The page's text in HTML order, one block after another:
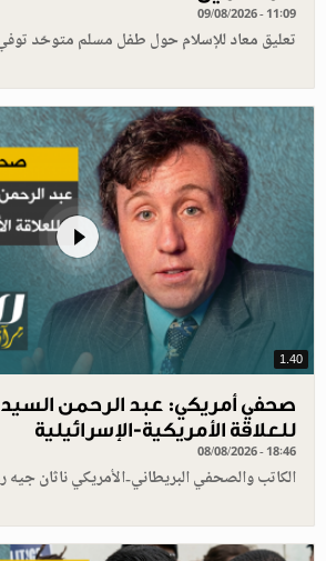
09/08/2026 - 11:09
تعليق معاد للإسلام حول طفل مسلم متوحّد
1.40
صحفي أمريكي: عبد الرحمن
للعلاقة الأمريكية-الإسرائيلية
08/08/2026 - 18:46
الكاتب والصحفي البريطاني-الأمريكي ناثان